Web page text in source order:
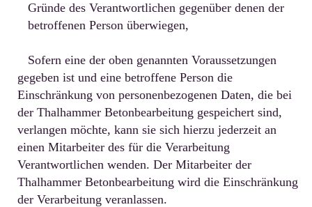
Gründe des Verantwortlichen gegenüber denen der
betroffenen Person überwiegen,
Sofern eine der oben genannten Voraussetzungen
gegeben ist und eine betroffene Person die
Einschränkung von personenbezogenen Daten, die bei
der Thalhammer Betonbearbeitung gespeichert sind,
verlangen möchte, kann sie sich hierzu jederzeit an
einen Mitarbeiter des für die Verarbeitung
Verantwortlichen wenden. Der Mitarbeiter der
Thalhammer Betonbearbeitung wird die Einschränkung
der Verarbeitung veranlassen.